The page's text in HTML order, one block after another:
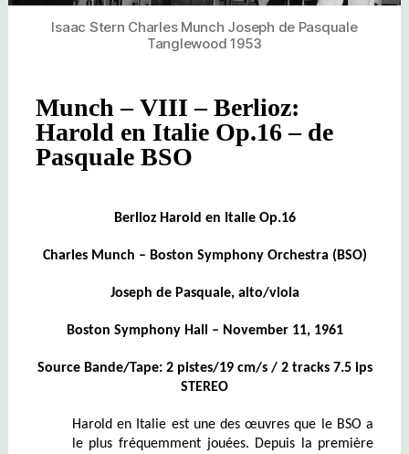
Isaac Stern Charles Munch Joseph de Pasquale
Tanglewood 1953
Munch – VIII – Berlioz:
Harold en Italie Op.16 – de
Pasquale BSO
Berlioz Harold en Italie Op.16
Charles Munch – Boston Symphony Orchestra (BSO)
Joseph de Pasquale, alto/viola
Boston Symphony Hall – November 11, 1961
Source Bande/Tape: 2 pistes/19 cm/s / 2 tracks 7.5 ips
STEREO
Harold en Italie est une des œuvres que le BSO a
le plus fréquemment jouées. Depuis la première